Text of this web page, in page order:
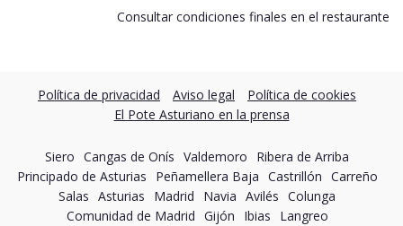
Consultar condiciones finales en el restaurante
Política de privacidad Aviso legal
Política de cookies
El Pote Asturiano en la prensa
Siero Cangas de Onís Valdemoro
Ribera de Arriba
Principado de Asturias
Peñamellera Baja Castrillón Carreño
Salas Asturias Madrid Navia Avilés Colunga
Comunidad de Madrid Gijón Ibias
Langreo